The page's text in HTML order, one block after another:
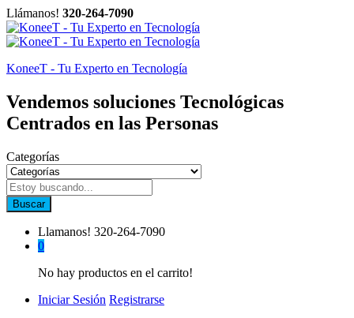
Llámanos! 320-264-7090
KoneeT - Tu Experto en Tecnología
Vendemos soluciones Tecnológicas
Centrados en las Personas
Categorías
Buscar
Llamanos! 320-264-7090
0
No hay productos en el carrito!
Iniciar Sesión Registrarse